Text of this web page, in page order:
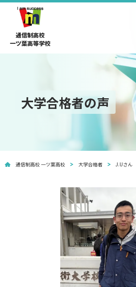
通信制高校
一ツ葉高等学校
大学合格者の声
通信制高校 一ツ葉高校 大学合格者 J.Uさん